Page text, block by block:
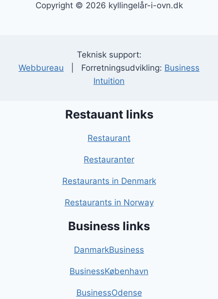
Copyright © 2026 kyllingelår-i-ovn.dk
Teknisk support:
Webbureau | Forretningsudvikling: Business
Intuition
Restauant links
Restaurant
Restauranter
Restaurants in Denmark
Restaurants in Norway
Business links
DanmarkBusiness
BusinessKøbenhavn
BusinessOdense